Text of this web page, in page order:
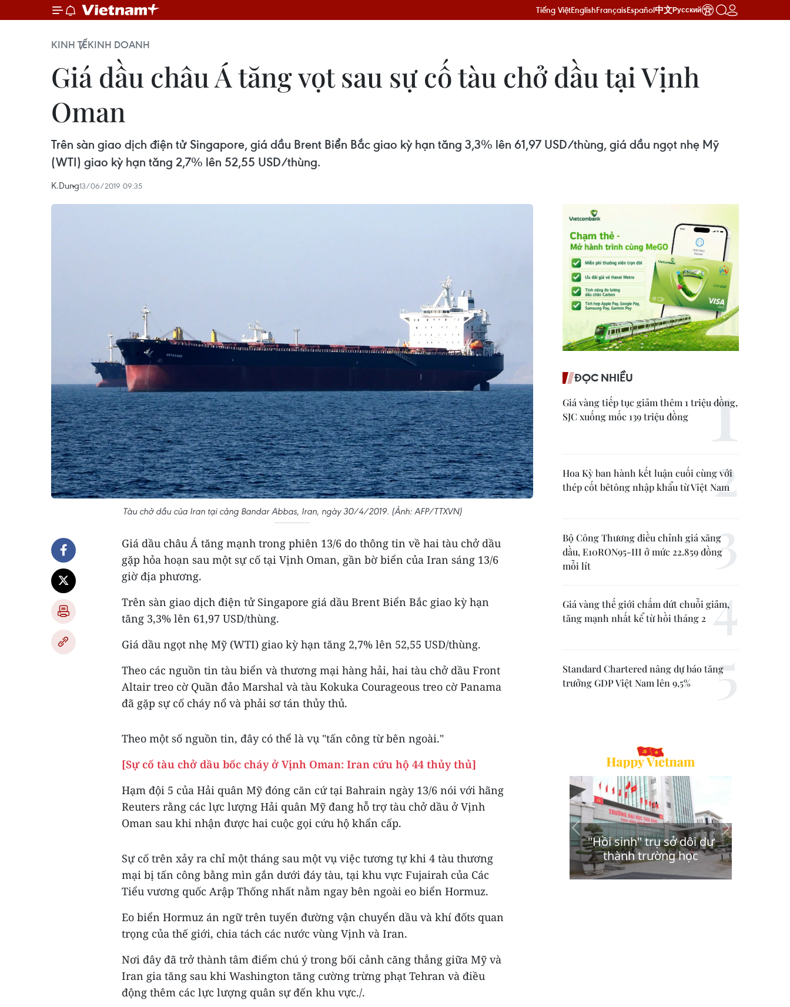
Tiếng ViệtEnglishFrançaisEspañol中文Русский
KINH TẾKINH DOANH
Giá dầu châu Á tăng vọt sau sự cố tàu chở dầu tại Vịnh
Oman
Trên sàn giao dịch điện tử Singapore, giá dầu Brent Biển Bắc giao kỳ hạn tăng 3,3% lên 61,97 USD/thùng, giá dầu ngọt nhẹ Mỹ
(WTI) giao kỳ hạn tăng 2,7% lên 52,55 USD/thùng.
K.Dung13/06/2019 09:35
Tàu chở dầu của Iran tại cảng Bandar Abbas, Iran, ngày 30/4/2019. (Ảnh: AFP/TTXVN)
Giá dầu châu Á tăng mạnh trong phiên 13/6 do thông tin về hai tàu chở dầu
gặp hỏa hoạn sau một sự cố tại Vịnh Oman, gần bờ biển của Iran sáng 13/6
giờ địa phương.
Trên sàn giao dịch điện tử Singapore giá dầu Brent Biển Bắc giao kỳ hạn
tăng 3,3% lên 61,97 USD/thùng.
Giá dầu ngọt nhẹ Mỹ (WTI) giao kỳ hạn tăng 2,7% lên 52,55 USD/thùng.
Theo các nguồn tin tàu biển và thương mại hàng hải, hai tàu chở dầu Front
Altair treo cờ Quần đảo Marshal và tàu Kokuka Courageous treo cờ Panama
đã gặp sự cố cháy nổ và phải sơ tán thủy thủ.
Theo một số nguồn tin, đây có thể là vụ "tấn công từ bên ngoài."
[Sự cố tàu chở dầu bốc cháy ở Vịnh Oman: Iran cứu hộ 44 thủy thủ]
Hạm đội 5 của Hải quân Mỹ đóng căn cứ tại Bahrain ngày 13/6 nói với hãng
Reuters rằng các lực lượng Hải quân Mỹ đang hỗ trợ tàu chở dầu ở Vịnh
Oman sau khi nhận được hai cuộc gọi cứu hộ khẩn cấp.
Sự cố trên xảy ra chỉ một tháng sau một vụ việc tương tự khi 4 tàu thương
mại bị tấn công bằng mìn gắn dưới đáy tàu, tại khu vực Fujairah của Các
Tiểu vương quốc Arập Thống nhất nằm ngay bên ngoài eo biển Hormuz.
Eo biển Hormuz án ngữ trên tuyến đường vận chuyển dầu và khí đốts quan
trọng của thế giới, chia tách các nước vùng Vịnh và Iran.
Nơi đây đã trở thành tâm điểm chú ý trong bối cảnh căng thẳng giữa Mỹ và
Iran gia tăng sau khi Washington tăng cường trừng phạt Tehran và điều
động thêm các lực lượng quân sự đến khu vực./.
ĐỌC NHIỀU
Giá vàng tiếp tục giảm thêm 1 triệu đồng,
SJC xuống mốc 139 triệu đồng
Hoa Kỳ ban hành kết luận cuối cùng với
thép cốt bêtông nhập khẩu từ Việt Nam
Bộ Công Thương điều chỉnh giá xăng
dầu, E10RON95-III ở mức 22.859 đồng
mỗi lít
Giá vàng thế giới chấm dứt chuỗi giảm,
tăng mạnh nhất kể từ hồi tháng 2
Standard Chartered nâng dự báo tăng
trưởng GDP Việt Nam lên 9,5%